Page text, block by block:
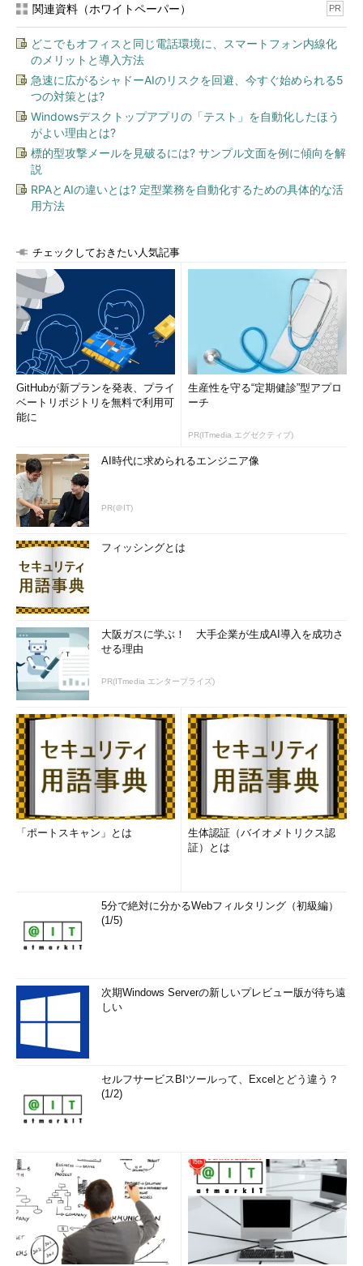
関連資料（ホワイトペーパー） PR
どこでもオフィスと同じ電話環境に、スマートフォン内線化
のメリットと導入方法
急速に広がるシャドーAIのリスクを回避、今すぐ始められる5
つの対策とは?
Windowsデスクトップアプリの「テスト」を自動化したほう
がよい理由とは?
標的型攻撃メールを見破るには? サンプル文面を例に傾向を解
説
RPAとAIの違いとは? 定型業務を自動化するための具体的な活
用方法
チェックしておきたい人気記事
GitHubが新プランを発表、プライ
ベートリポジトリを無料で利用可
能に
生産性を守る“定期健診”型アプロ
ーチ
PR(ITmedia エグゼクティブ)
AI時代に求められるエンジニア像
PR(＠IT)
フィッシングとは
大阪ガスに学ぶ！ 大手企業が生成AI導入を成功さ
せる理由
PR(ITmedia エンタープライズ)
「ポートスキャン」とは
生体認証（バイオメトリクス認
証）とは
5分で絶対に分かるWebフィルタリング（初級編）
(1/5)
次期Windows Serverの新しいプレビュー版が待ち遠
しい
セルフサービスBIツールって、Excelとどう違う？
(1/2)